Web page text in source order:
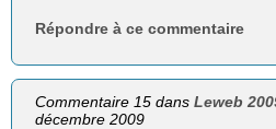
Répondre à ce commentaire
Commentaire 15 dansLeweb
décembre 2009